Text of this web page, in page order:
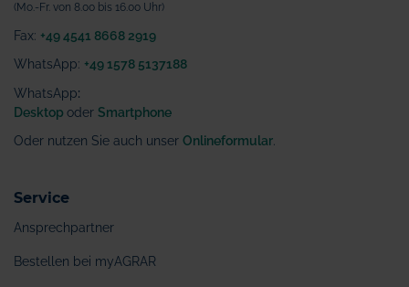
(Mo.-Fr. von 8.00 bis 16.00 Uhr)
Fax: +49 4541 8668 2919
WhatsApp: +49 1578 5137188
WhatsApp:
Desktop oder Smartphone
Oder nutzen Sie auch unser Onlineformular
Service
Ansprechpartner
Bestellen bei myAGRAR